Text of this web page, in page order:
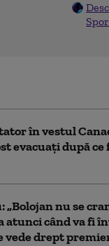
în vestul
evacuați după
nu se
atunci când va fi
vede drept